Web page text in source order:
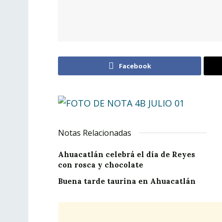
Facebook
Notas Relacionadas
Ahuacatlán celebrá el día de Reyes
con rosca y chocolate
Buena tarde taurina en Ahuacatlán